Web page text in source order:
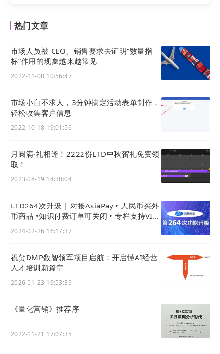
会等在内的标杆客户。
热门文章
市场人员被 CEO、销售要求去证明“数量指
标”作用的现象越来越常见
2022-11-08 10:56:47
市场小白不求人，3分钟搞定活动表单制作，
轻松收集客户信息
2022-10-18 19:01:56
月圆满·礼相逢！2222份LTD中秋贺礼免费领
取！
2023-08-19 14:30:04
LTD264次升级 | 对接AsiaPay • 人民币买外
币商品 •知识付费订单可关闭 • 专栏支持VIP
2024-02-26 16:17:37
祝贺DMP数智领军项目启航：开启懂AI经营
人才培训新篇章
2026-01-23 19:53:39
《量化营销》推荐序
2022-11-21 17:07:35